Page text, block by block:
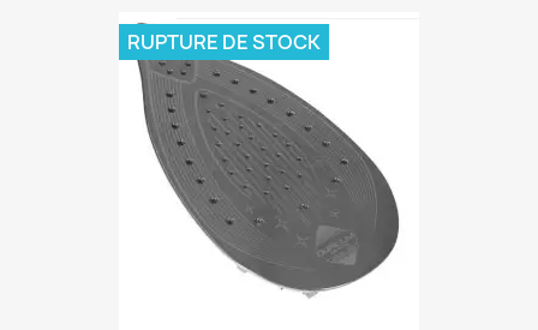
RUPTURE DE STOCK